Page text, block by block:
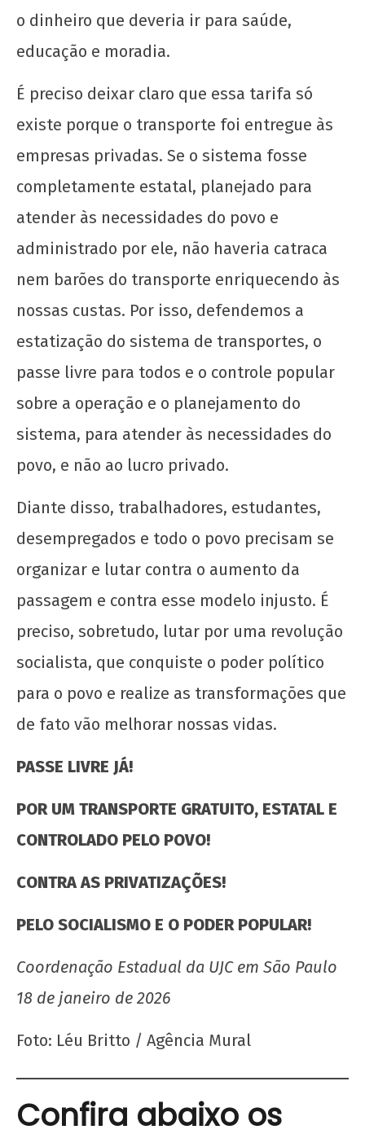
o dinheiro que deveria ir para saúde,
educação e moradia.
É preciso deixar claro que essa tarifa só
existe porque o transporte foi entregue às
empresas privadas. Se o sistema fosse
completamente estatal, planejado para
atender às necessidades do povo e
administrado por ele, não haveria catraca
nem barões do transporte enriquecendo às
nossas custas. Por isso, defendemos a
estatização do sistema de transportes, o
passe livre para todos e o controle popular
sobre a operação e o planejamento do
sistema, para atender às necessidades do
povo, e não ao lucro privado.
Diante disso, trabalhadores, estudantes,
desempregados e todo o povo precisam se
organizar e lutar contra o aumento da
passagem e contra esse modelo injusto. É
preciso, sobretudo, lutar por uma revolução
socialista, que conquiste o poder político
para o povo e realize as transformações que
de fato vão melhorar nossas vidas.
PASSE LIVRE JÁ!
POR UM TRANSPORTE GRATUITO, ESTATAL E
CONTROLADO PELO POVO!
CONTRA AS PRIVATIZAÇÕES!
PELO SOCIALISMO E O PODER POPULAR!
Coordenação Estadual da UJC em São Paulo
18 de janeiro de 2026
Foto: Léu Britto / Agência Mural
Confira abaixo os